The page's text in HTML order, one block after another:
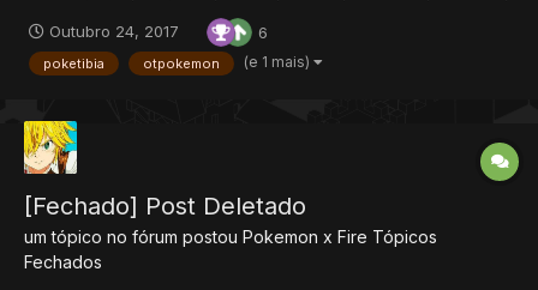
Outubro 24, 2017
6
poketibia otpokemon (e 1 mais)
[Fechado] Post Deletado
um tópico no fórum postou Pokemon x Fire Tópicos
Fechados